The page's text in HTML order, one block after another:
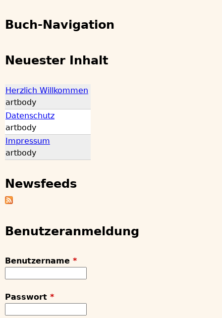
W
l
o
m
n
m
e
n
ü
Buch-Navigation
Neuester Inhalt
Herzlich Willkommen
artbody
Datenschutz
artbody
Impressum
artbody
Newsfeeds
Benutzeranmeldung
Benutzername *
Passwort *